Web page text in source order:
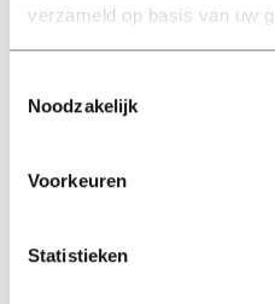
verzameld op basis van uw
Noodzakelijk
Voorkeuren
Statistieken
dat Roede zich ‘kwetsend
Facebook.